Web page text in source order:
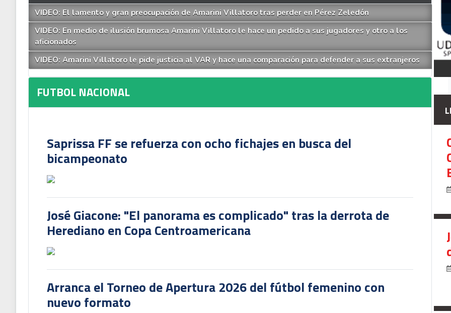
VIDEO: El lamento y gran preocupación de Amarini Villatoro tras perder en Pérez Zeledón
VIDEO: En medio de ilusión brumosa Amarini Villatoro le hace un pedido a sus jugadores y otro a los
aficionados
VIDEO: Amarini Villatoro le pide justicia al VAR y hace una comparación para defender a sus extranjeros
FUTBOL NACIONAL
Saprissa FF se refuerza con ocho fichajes en busca del
bicampeonato
José Giacone: "El panorama es complicado" tras la derrota de
Herediano en Copa Centroamericana
Arranca el Torneo de Apertura 2026 del fútbol femenino con
nuevo formato